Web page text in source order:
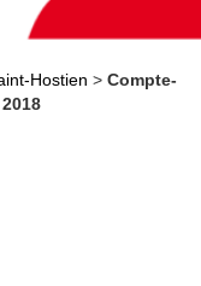
Hostien > Compte-